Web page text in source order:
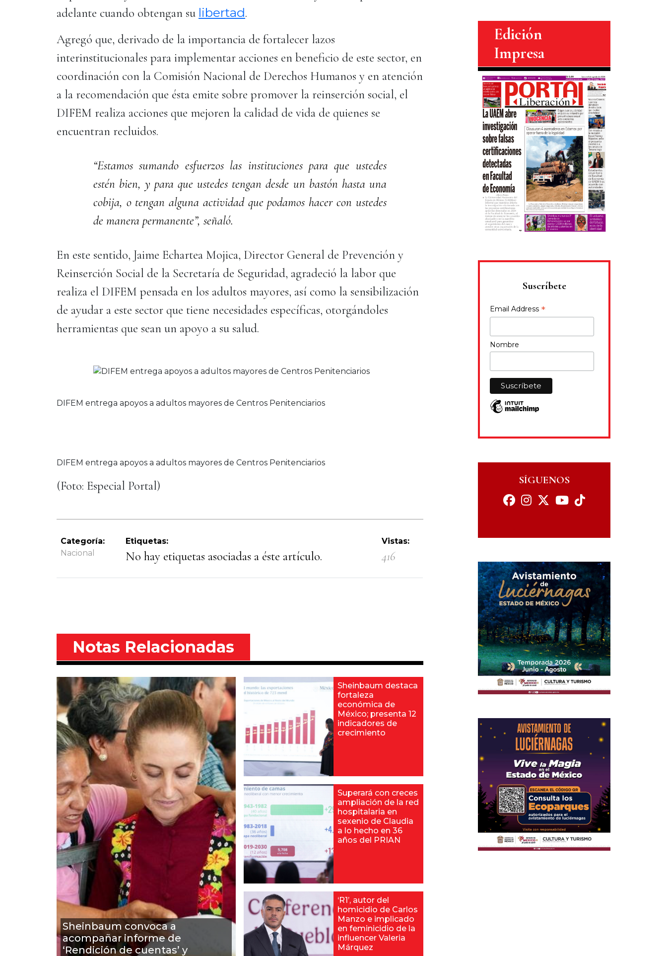
adelante cuando obtengan su libertad.
Agregó que, derivado de la importancia de fortalecer lazos
interinstitucionales para implementar acciones en beneficio de este sector, en
coordinación con la Comisión Nacional de Derechos Humanos y en atención
a la recomendación que ésta emite sobre promover la reinserción social, el
DIFEM realiza acciones que mejoren la calidad de vida de quienes se
encuentran recluidos.
“Estamos sumando esfuerzos las instituciones para que ustedes
estén bien, y para que ustedes tengan desde un bastón hasta una
cobija, o tengan alguna actividad que podamos hacer con ustedes
de manera permanente”, señaló.
En este sentido, Jaime Echartea Mojica, Director General de Prevención y
Reinserción Social de la Secretaría de Seguridad, agradeció la labor que
realiza el DIFEM pensada en los adultos mayores, así como la sensibilización
de ayudar a este sector que tiene necesidades específicas, otorgándoles
herramientas que sean un apoyo a su salud.
DIFEM entrega apoyos a adultos mayores de Centros Penitenciarios
DIFEM entrega apoyos a adultos mayores de Centros Penitenciarios
(Foto: Especial Portal)
Categoría:
Nacional
Etiquetas:
No hay etiquetas asociadas a éste artículo.
Vistas:
416
Notas Relacionadas
Sheinbaum convoca a
acompañar informe de
‘Rendición de cuentas’ y
Sheinbaum destaca
fortaleza
económica de
México; presenta 12
indicadores de
crecimiento
Superará con creces
ampliación de la red
hospitalaria en
sexenio de Claudia
a lo hecho en 36
años del PRIAN
‘R1’, autor del
homicidio de Carlos
Manzo e implicado
en feminicidio de la
influencer Valeria
Márquez
Edición
Impresa
Suscríbete
Email Address *
Nombre
SÍGUENOS